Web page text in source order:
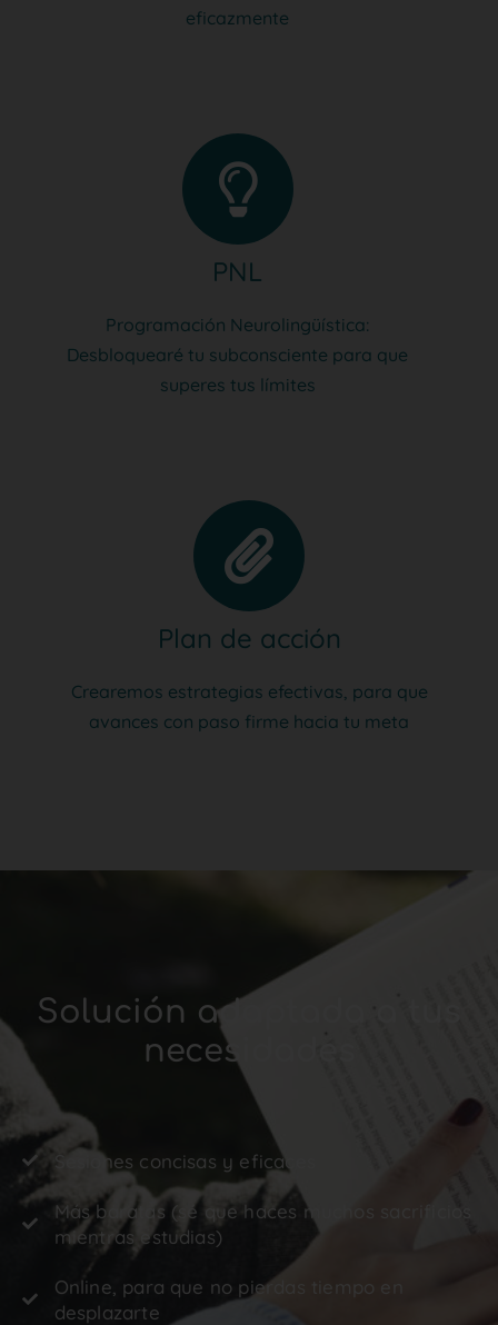
eficazmente
PNL
Programación Neurolingüística:
Desbloquearé tu subconsciente para que
superes tus límites
Plan de acción
Crearemos estrategias efectivas, para que
avances con paso firme hacia tu meta
Solución adaptada a tus
necesidades
Sesiones concisas y eficaces
Más baratas (sé que haces muchos sacrificios
mientras estudias)
Online, para que no pierdas tiempo en
desplazarte